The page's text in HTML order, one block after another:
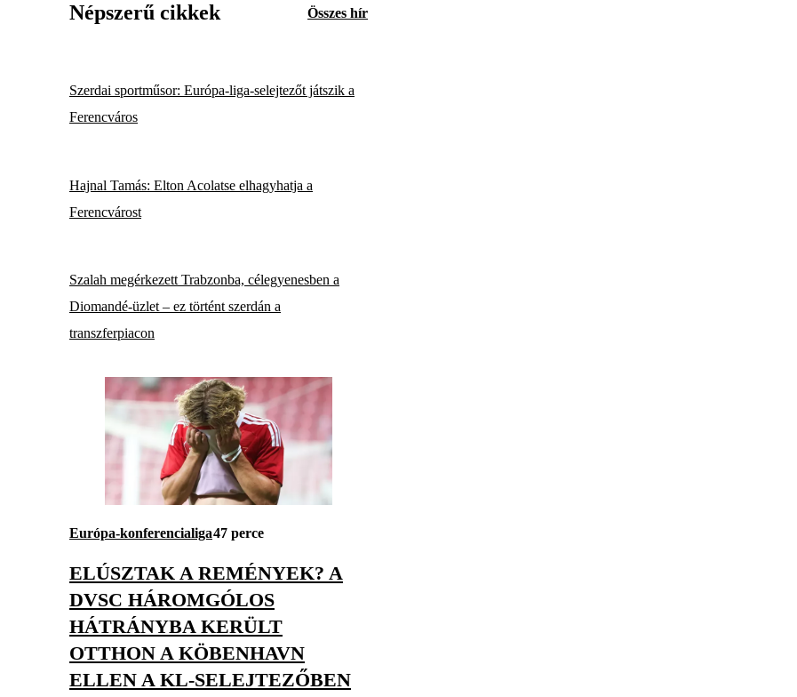
Népszerű cikkek Összes hír
Szerdai sportműsor: Európa-liga-selejtezőt játszik a
Ferencváros
Hajnal Tamás: Elton Acolatse elhagyhatja a
Ferencvárost
Szalah megérkezett Trabzonba, célegyenesben a
Diomandé-üzlet – ez történt szerdán a
transzferpiacon
Európa-konferencialiga47 perce
ELÚSZTAK A REMÉNYEK? A
DVSC HÁROMGÓLOS
HÁTRÁNYBA KERÜLT
OTTHON A KÖBENHAVN
ELLEN A KL-SELEJTEZŐBEN